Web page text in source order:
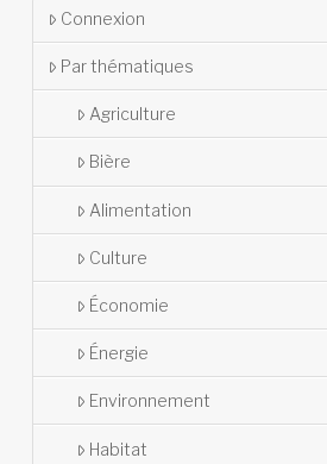
Connexion
Par thématiques
Agriculture
Bière
Alimentation
Culture
Économie
Énergie
Environnement
Habitat